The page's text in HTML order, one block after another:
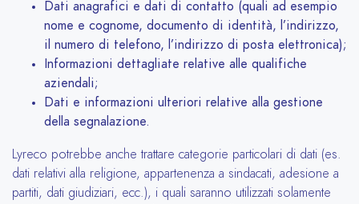
Dati anagrafici e dati di contatto (quali ad esempio
nome e cognome, documento di identità, l’indirizzo,
il numero di telefono, l’indirizzo di posta elettronica);
Informazioni dettagliate relative alle qualifiche
aziendali;
Dati e informazioni ulteriori relative alla gestione
della segnalazione.
Lyreco potrebbe anche trattare categorie particolari di dati (es.
dati relativi alla religione, appartenenza a sindacati, adesione a
partiti, dati giudiziari, ecc.), i quali saranno utilizzati solamente